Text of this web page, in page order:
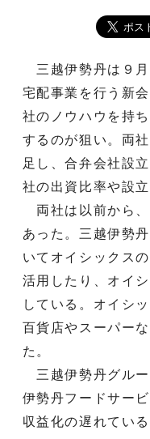
三越伊勢丹は９月
宅配事業を行う新
社のノウハウを持
するのが狙い。両
足し、合弁会社設
社の出資比率や設
両社は以前から、
あった。三越伊勢
いてオイシックス
活用したり、オイ
している。オイシ
百貨店やスーパー
た。
三越伊勢丹グルー
伊勢丹フードサー
収益化の遅れてい